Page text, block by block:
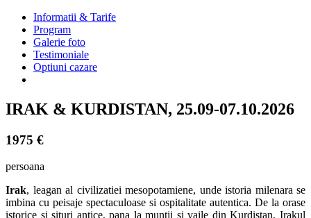
Informatii & Tarife
Program
Galerie foto
Testimoniale
Optiuni cazare
IRAK & KURDISTAN, 25.09-07.10.2026
1975 €
persoana
Irak, leagan al civilizatiei mesopotamiene, unde istoria milenara se
imbina cu peisaje spectaculoase si ospitalitate autentica. De la orase
istorice si situri antice, pana la muntii si vaile din Kurdistan, Irakul